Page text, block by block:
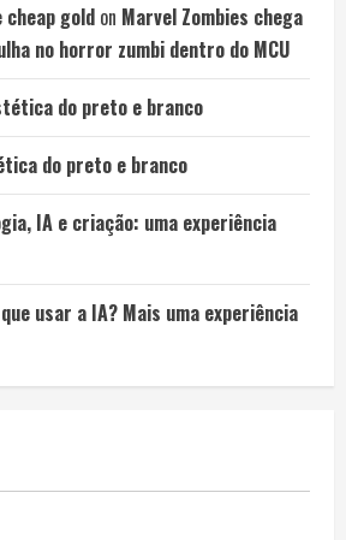
gold on Marvel Zombies chega
no horror zumbi dentro do MCU
do preto e branco
do preto e branco
IA e criação: uma experiência
usar a IA? Mais uma experiência